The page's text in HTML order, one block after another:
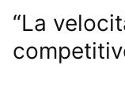
“La